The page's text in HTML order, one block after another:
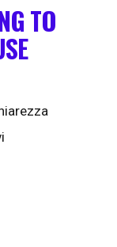
TO